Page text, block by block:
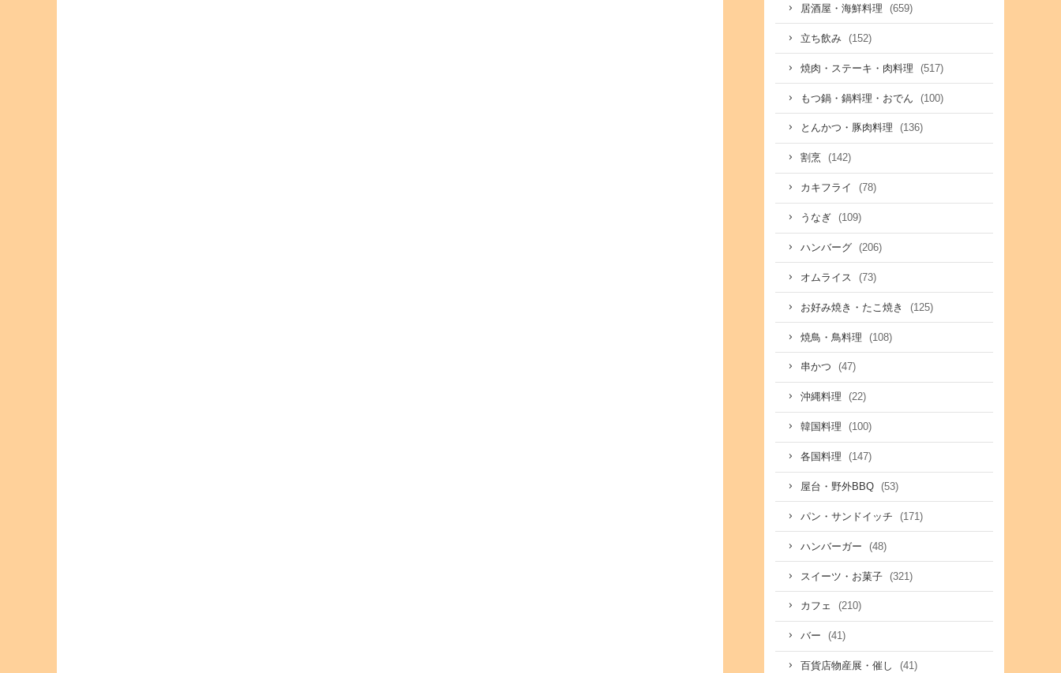
居酒屋・海鮮料理 (659)
立ち飲み (152)
焼肉・ステーキ・肉料理 (517)
もつ鍋・鍋料理・おでん (100)
とんかつ・豚肉料理 (136)
割烹 (142)
カキフライ (78)
うなぎ (109)
ハンバーグ (206)
オムライス (73)
お好み焼き・たこ焼き (125)
焼鳥・鳥料理 (108)
串かつ (47)
沖縄料理 (22)
韓国料理 (100)
各国料理 (147)
屋台・野外BBQ (53)
パン・サンドイッチ (171)
ハンバーガー (48)
スイーツ・お菓子 (321)
カフェ (210)
バー (41)
百貨店物産展・催し (41)